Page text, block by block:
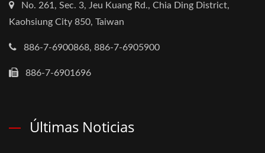
No. 261, Sec. 3, Jeu Kuang Rd., Chia Ding District,
Kaohsiung City 850, Taiwan
886-7-6900868, 886-7-6905900
886-7-6901696
Últimas Noticias